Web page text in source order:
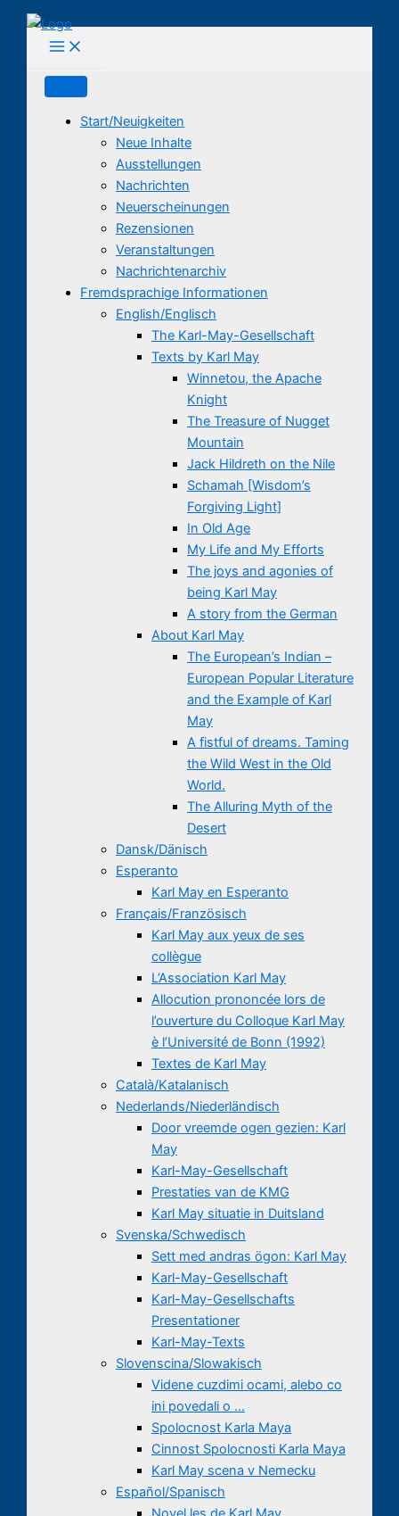
Inhalt
springen
Start/Neuigkeiten
Neue Inhalte
Ausstellungen
Nachrichten
Neuerscheinungen
Rezensionen
Veranstaltungen
Nachrichtenarchiv
Fremdsprachige Informationen
English/Englisch
The Karl-May-Gesellschaft
Texts by Karl May
Winnetou, the Apache
Knight
The Treasure of Nugget
Mountain
Jack Hildreth on the Nile
Schamah [Wisdom’s
Forgiving Light]
In Old Age
My Life and My Efforts
The joys and agonies of
being Karl May
A story from the German
About Karl May
The European’s Indian –
European Popular Literature
and the Example of Karl
May
A fistful of dreams. Taming
the Wild West in the Old
World.
The Alluring Myth of the
Desert
Dansk/Dänisch
Esperanto
Karl May en Esperanto
Français/Französisch
Karl May aux yeux de ses
collègue
L’Association Karl May
Allocution prononcée lors de
l’ouverture du Colloque Karl May
è l’Université de Bonn (1992)
Textes de Karl May
Català/Katalanisch
Nederlands/Niederländisch
Door vreemde ogen gezien: Karl
May
Karl-May-Gesellschaft
Prestaties van de KMG
Karl May situatie in Duitsland
Svenska/Schwedisch
Sett med andras ögon: Karl May
Karl-May-Gesellschaft
Karl-May-Gesellschafts
Presentationer
Karl-May-Texts
Slovenscina/Slowakisch
Videne cuzdimi ocami, alebo co
ini povedali o …
Spolocnost Karla Maya
Cinnost Spolocnosti Karla Maya
Karl May scena v Nemecku
Español/Spanisch